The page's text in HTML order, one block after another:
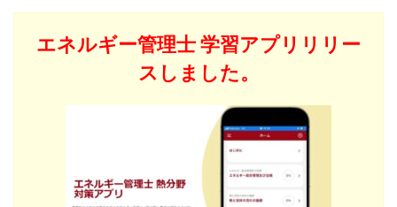
エネルギー管理士学習アプリリリー
スしました。